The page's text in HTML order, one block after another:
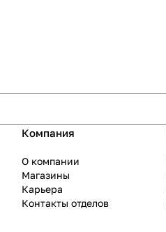
Компания
О компании
Магазины
Карьера
Контакты отделов